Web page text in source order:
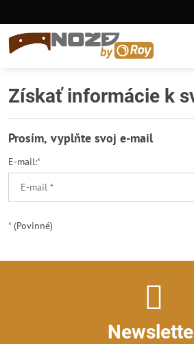
Získať informácie k
Prosím, vyplňte svoj e-mail
E-mail:*
*(Povinné)